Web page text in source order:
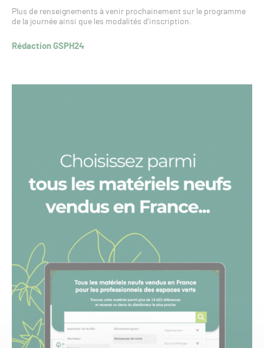
Plus de renseignements à venir prochainement sur le programme
de la journée ainsi que les modalités d’inscription.
Rédaction GSPH24